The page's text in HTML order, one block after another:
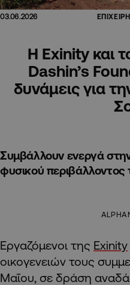
03.06.2026
Η Exinity και
Dashin’s
δυνάμεις για
Συμβάλλουν ενεργά
φυσικού
Εργαζόμενοι της Exinity
οικογενειών τους
Μαΐου, σε δράση